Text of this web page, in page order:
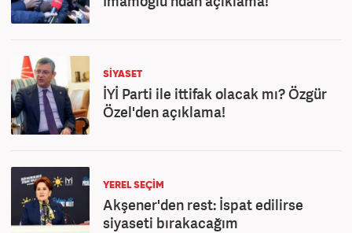
SİYASET
İYİ Parti ile ittifak olacak mı? Özgür
Özel'den açıklama!
YEREL SEÇİM
Akşener'den rest: İspat edilirse
siyaseti bırakacağım